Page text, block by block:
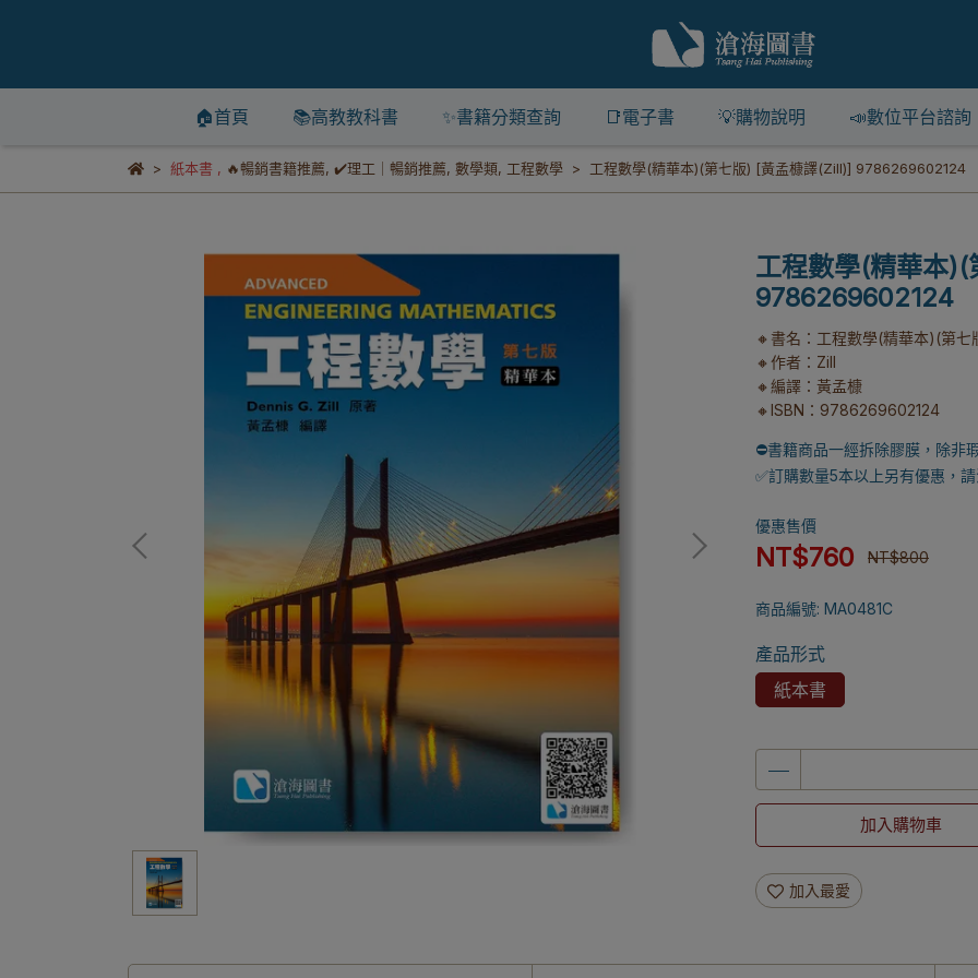
🏠首頁 📚高教教科書 ✨書籍分類查詢 📑電子書 💡購物說明 📣數位平台諮詢
紙本書 , 🔥暢銷書籍推薦, ✔️理工｜暢銷推薦, 數學類, 工程數學 工程數學(精華本)(第七版) [黃孟槺譯(Zill)] 9786269602124
工程數學(精華本
9786269602124
🔸書名：工程數學(精華本)(第七
🔸作者：Zill
🔸編譯：黃孟槺
🔸ISBN：9786269602124
⛔書籍商品一經拆除膠膜，除非
✅訂購數量5本以上另有優惠，
優惠售價
NT$760 NT$800
商品編號: MA0481C
產品形式
紙本書
加入購物車
加入最愛